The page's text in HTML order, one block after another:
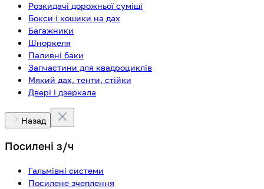
Розкидачі дорожньої суміші
Бокси і кошики на дах
Багажники
Шноркеля
Паливні баки
Запчастини для квадроциклів
Мякий дах, тенти, стійки
Двері і дзеркала
Назад
Посилені з/ч
Гальмівні системи
Посилене зчеплення